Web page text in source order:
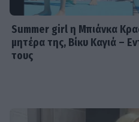
Summer girl η Μπιάνκα
μητέρα της, Βίκυ Καγιά –
τους